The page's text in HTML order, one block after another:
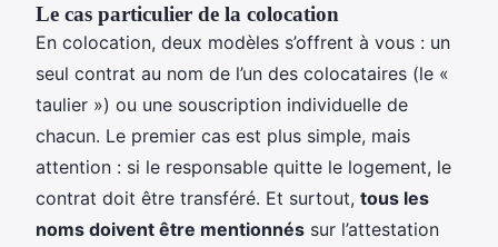
Le cas particulier de la colocation
En colocation, deux modèles s’offrent à vous : un
seul contrat au nom de l’un des colocataires (le «
taulier ») ou une souscription individuelle de
chacun. Le premier cas est plus simple, mais
attention : si le responsable quitte le logement, le
contrat doit être transféré. Et surtout, tous les
noms doivent être mentionnés sur l’attestation